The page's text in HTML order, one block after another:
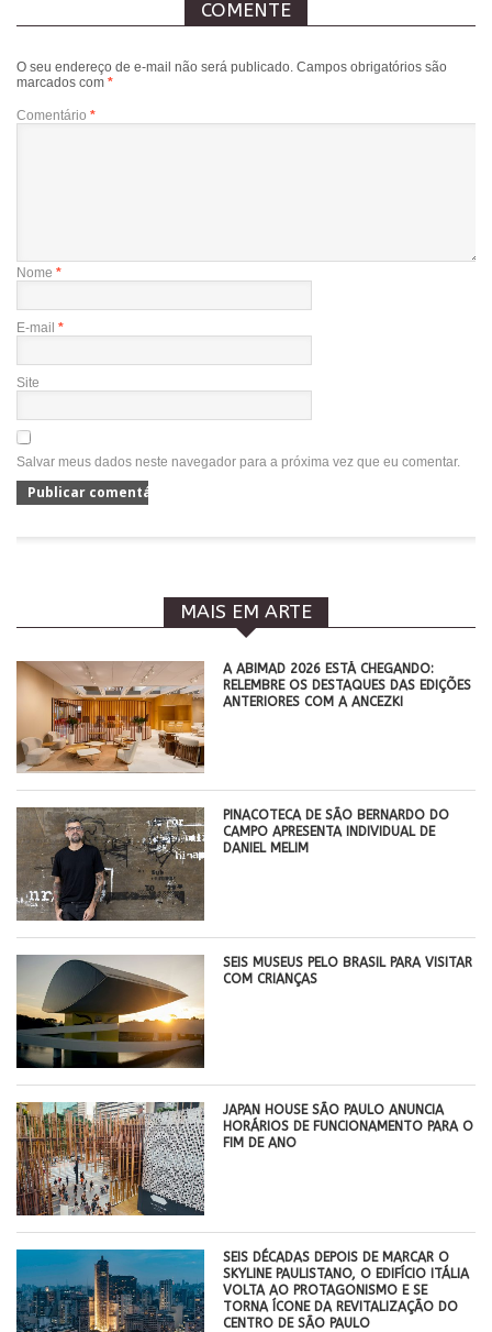
COMENTE
O seu endereço de e-mail não será publicado. Campos obrigatórios são
marcados com *
Comentário *
Nome *
E-mail *
Site
Salvar meus dados neste navegador para a próxima vez que eu comentar.
MAIS EM ARTE
A ABIMAD 2026 ESTÁ CHEGANDO:
RELEMBRE OS DESTAQUES DAS EDIÇÕES
ANTERIORES COM A ANCEZKI
PINACOTECA DE SÃO BERNARDO DO
CAMPO APRESENTA INDIVIDUAL DE
DANIEL MELIM
SEIS MUSEUS PELO BRASIL PARA VISITAR
COM CRIANÇAS
JAPAN HOUSE SÃO PAULO ANUNCIA
HORÁRIOS DE FUNCIONAMENTO PARA O
FIM DE ANO
SEIS DÉCADAS DEPOIS DE MARCAR O
SKYLINE PAULISTANO, O EDIFÍCIO ITÁLIA
VOLTA AO PROTAGONISMO E SE
TORNA ÍCONE DA REVITALIZAÇÃO DO
CENTRO DE SÃO PAULO